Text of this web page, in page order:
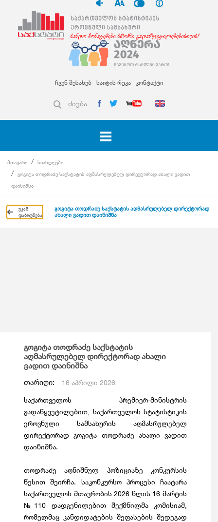
ჩვენ შესახებ საიტის რუკა კონტაქტი
ძიება
მთავარი
სიახლეები
გოგიტა თოდრაძე საქსტატის აღმასრულებელ დირექტორად ახალი ვადით
დაინიშნა
უკან
დაბრუნება
გოგიტა თოდრაძე საქსტატის აღმასრულებელ დირექტორად
ახალი ვადით დაინიშნა
გოგიტა თოდრაძე საქსტატის
აღმასრულებელ დირექტორად ახალი
ვადით დაინიშნა
თარიღი: 16 აპრილი 2026
საქართველოს პრემიერ-მინისტრის
გადაწყვეტილებით, საქართველოს სტატისტიკის
ეროვნული სამსახურის აღმასრულებელ
დირექტორად გოგიტა თოდრაძე ახალი ვადით
დაინიშნა.
თოდრაძე აღნიშნულ პოზიციაზე კონკურსის
წესით შეირჩა. საკონკურსო პროცესი ჩაატარა
საქართველოს მთავრობის 2026 წლის 16 მარტის
№110 დადგენილებით შექმნილმა კომისიამ,
რომელმაც კანდიდატების შეფასების შედეგად